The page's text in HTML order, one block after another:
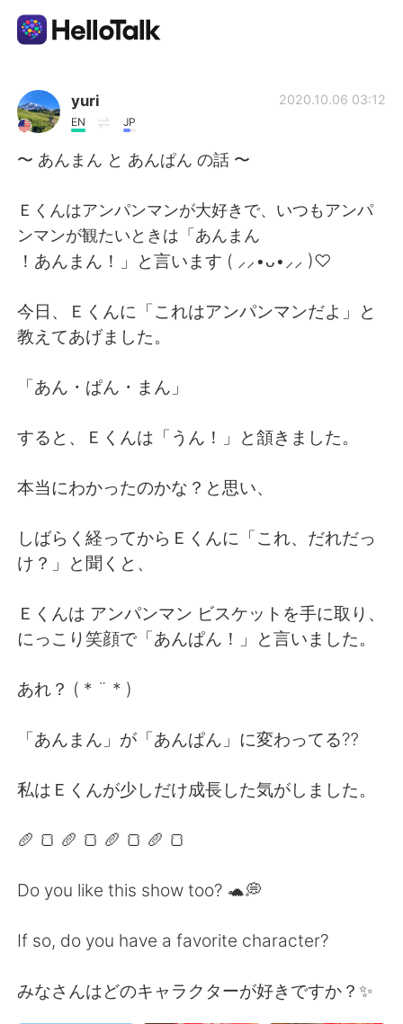
語学交換アプリ
AI Grammar Checker
English 简体中文
繁體中文 Español
Indonesia Italiano
Türkçe Tiếng Việt
yuri
EN JP
2020.10.06 03:12
〜 あんまん と あんぱん の話 〜
Ｅくんはアンパンマンが大好きで、いつもアンパ
ンマンが観たいときは「あんまん
！あんまん！」と言います ( ⸝⸝•ᴗ•⸝⸝ )♡
今日、Ｅくんに「これはアンパンマンだよ」と
教えてあげました。
「あん・ぱん・まん」
すると、Ｅくんは「うん！」と頷きました。
本当にわかったのかな？と思い、
しばらく経ってからＥくんに「これ、だれだっ
け？」と聞くと、
Ｅくんは アンパンマン ビスケットを手に取り、
にっこり笑顔で「あんぱん！」と言いました。
あれ？ ( * ¨ * )
「あんまん」が「あんぱん」に変わってる⁇
私はＥくんが少しだけ成長した気がしました。
🥖 🍞 🥖 🍞 🥖 🍞 🥖 🍞
Do you like this show too? 🐢💭
If so, do you have a favorite character?
みなさんはどのキャラクターが好きですか？✨